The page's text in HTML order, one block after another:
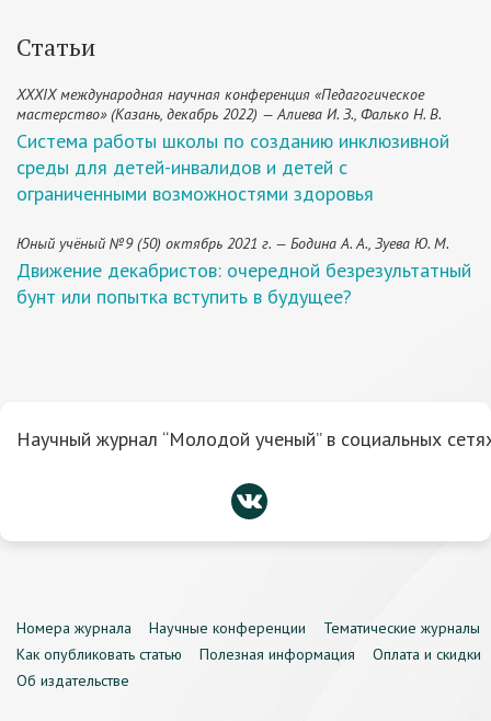
Статьи
XXXIX международная научная конференция «Педагогическое
мастерство» (Казань, декабрь 2022) — Алиева И. З., Фалько Н. В.
Система работы школы по созданию инклюзивной
среды для детей-инвалидов и детей с
ограниченными возможностями здоровья
Юный учёный №9 (50) октябрь 2021 г. — Бодина А. А., Зуева Ю. М.
Движение декабристов: очередной безрезультатный
бунт или попытка вступить в будущее?
Научный журнал “Молодой ученый” в социальных
Номера журнала Научные конференции
Тематические журналы
Как опубликовать статью
Полезная информация
Оплата и скидки
Об издательстве